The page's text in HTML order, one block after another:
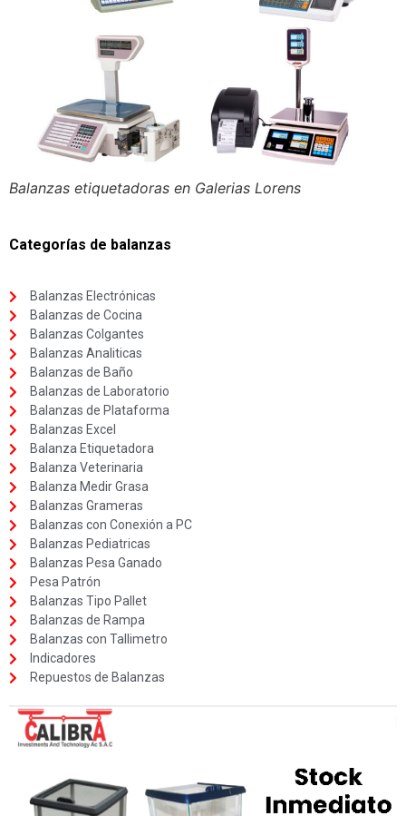
Balanzas etiquetadoras en Galerias Lorens
Categorías de balanzas
Balanzas Electrónicas
Balanzas de Cocina
Balanzas Colgantes
Balanzas Analiticas
Balanzas de Baño
Balanzas de Laboratorio
Balanzas de Plataforma
Balanzas Excel
Balanza Etiquetadora
Balanza Veterinaria
Balanza Medir Grasa
Balanzas Grameras
Balanzas con Conexión a PC
Balanzas Pediatricas
Balanzas Pesa Ganado
Pesa Patrón
Balanzas Tipo Pallet
Balanzas de Rampa
Balanzas con Tallimetro
Indicadores
Repuestos de Balanzas